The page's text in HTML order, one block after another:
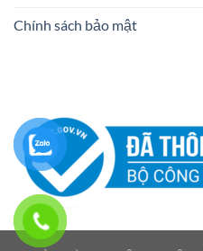
Chính sách bảo mật